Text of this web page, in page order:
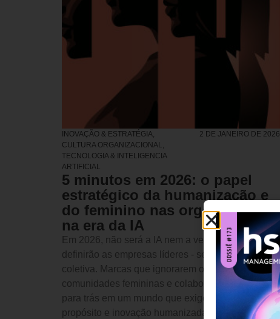
INOVAÇÃO & ESTRATÉGIA,
CULTURA ORGANIZACIONAL,
TECNOLOGIA & INTELIGENCIA
ARTIFICIAL
2 DE JANEIRO DE 2026
5 minutos em 2026: o papel
estratégico da humanização e
do feminino nas organizações
na era da IA
Em 2026, não será a IA nem a velocidade que
definirão as empresas líderes - será a inteligência
coletiva. Marcas que ignorarem o poder das
comunidades femininas e colaborativas ficarão
para trás em um mundo que exige empatia,
propósito e inovação humanizada